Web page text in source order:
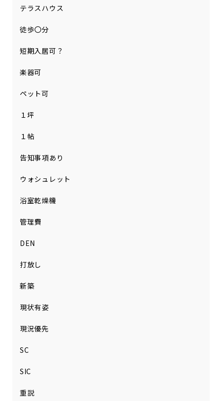
テラスハウス
徒歩〇分
短期入居可？
楽器可
ペット可
１坪
１帖
告知事項あり
ウォシュレット
浴室乾燥機
管理費
DEN
打放し
新築
現状有姿
現況優先
SC
SIC
重説